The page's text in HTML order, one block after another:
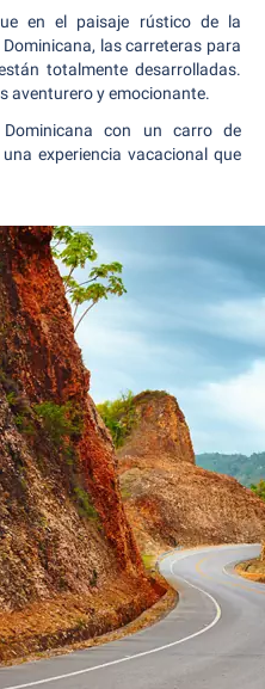
en el paisaje rústico de la
las carreteras para
totalmente desarrolladas.
aventurero y emocionante.
con un carro de
experiencia vacacional que